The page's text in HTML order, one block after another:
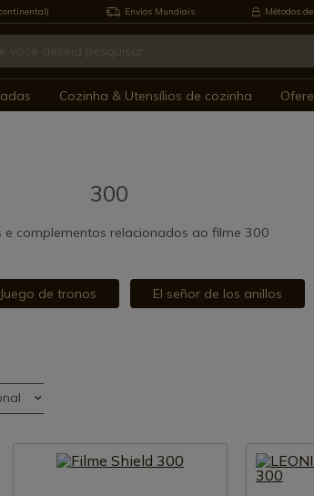
Envios Mundiais Métodos
Cozinha & Utensílios de cozinha
300
e complementos relacionados ao filme 300
Juego de tronos El señor de los anillos